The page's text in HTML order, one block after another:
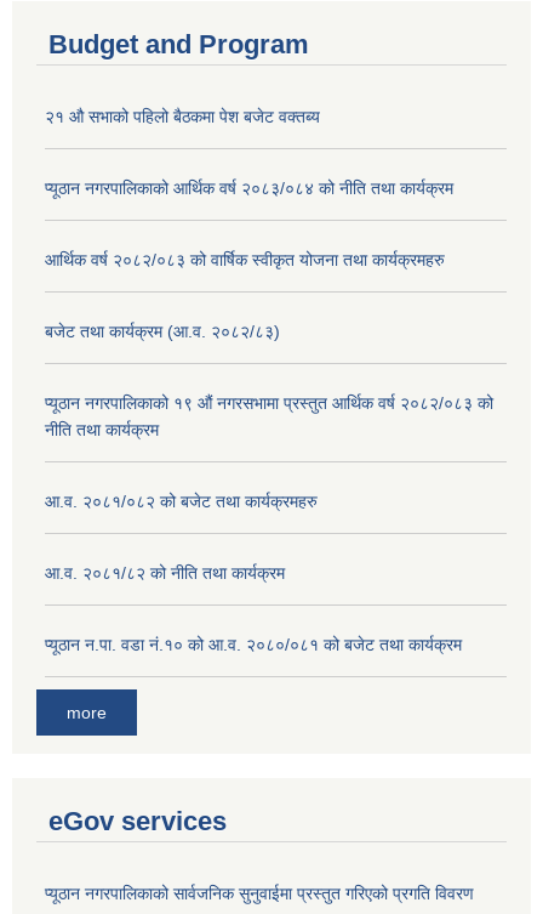
Budget and Program
२१ औ सभाको पहिलो बैठकमा पेश बजेट वक्तब्य
प्यूठान नगरपालिकाको आर्थिक वर्ष २०८३/०८४ को नीति तथा कार्यक्रम
आर्थिक वर्ष २०८२/०८३ को वार्षिक स्वीकृत योजना तथा कार्यक्रमहरु
बजेट तथा कार्यक्रम (आ.व. २०८२/८३)
प्यूठान नगरपालिकाको १९ औं नगरसभामा प्रस्तुत आर्थिक वर्ष २०८२/०८३ को
नीति तथा कार्यक्रम
आ.व. २०८१/०८२ को बजेट तथा कार्यक्रमहरु
आ.व. २०८१/८२ को नीति तथा कार्यक्रम
प्यूठान न.पा. वडा नं.१० को आ.व. २०८०/०८१ को बजेट तथा कार्यक्रम
more
eGov services
प्यूठान नगरपालिकाको सार्वजनिक सुनुवाईमा प्रस्तुत गरिएको प्रगति विवरण